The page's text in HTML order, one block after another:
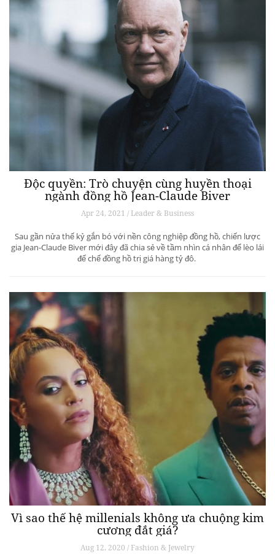
Độc quyền: Trò chuyện cùng huyền thoại
ngành đồng hồ Jean-Claude Biver
Apr 24, 2021 / Leader & Business
Sau gần nửa thế kỷ gắn bó với nền công nghiệp đồng hồ, chiến lược
gia Jean-Claude Biver mới đây đã chia sẻ về tầm nhìn cá nhân để lèo lái
đế chế đồng hồ trị giá hàng tỷ đô.
Vì sao thế hệ millenials không ưa chuộng kim
cương đắt giá?
Aug 12, 2020 / Fashion & Jewelry